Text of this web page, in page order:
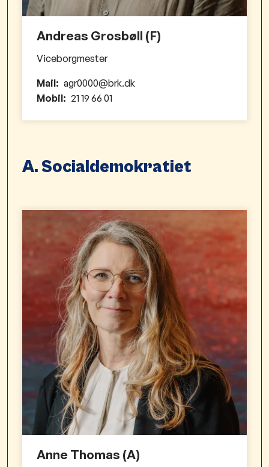
Andreas Grosbøll (F)
Viceborgmester
Mail: agr0000@brk.dk
Mobil: 21 19 66 01
A. Socialdemokratiet
Anne Thomas (A)